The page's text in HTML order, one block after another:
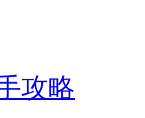
攻略